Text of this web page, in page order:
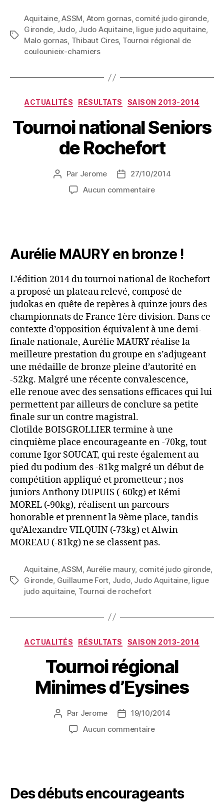
Aquitaine,ASSM, Atom gornas, comité judo gironde,
Gironde, Judo, Judo Aquitaine, ligue judo aquitaine,
Malo gornas, Thibaut Cires, Tournoi régional de
coulounieix-chamiers
ACTUALITÉS RÉSULTATS SAISON 2013-2014
Tournoi national Seniors
de Rochefort
Par Jerome
27/10/2014
Aucun commentaire
Aurélie MAURY en bronze !
L’édition 2014 du tournoi national de Rochefort
a proposé un plateau relevé, composé de
judokas en quête de repères à quinze jours des
championnats de France 1ère division. Dans ce
contexte d’opposition équivalent à une demi-
finale nationale, Aurélie MAURY réalise la
meilleure prestation du groupe en s’adjugeant
une médaille de bronze pleine d’autorité en
-52kg. Malgré une récente convalescence,
elle renoue avec des sensations efficaces qui lui
permettent par ailleurs de conclure sa petite
finale sur un contre magistral.
Clotilde BOISGROLLIER termine à une
cinquième place encourageante en -70kg, tout
comme Igor SOUCAT, qui reste également au
pied du podium des -81kg malgré un début de
compétition appliqué et prometteur ; nos
juniors Anthony DUPUIS (-60kg) et Rémi
MOREL (-90kg), réalisent un parcours
honorable et prennent la 9ème place, tandis
qu’Alexandre VILQUIN (-73kg) et Alwin
MOREAU (-81kg) ne se classent pas.
Aquitaine,ASSM, Aurélie maury, comité judo gironde,
Gironde, Guillaume Fort, Judo, Judo Aquitaine, ligue
judo aquitaine, Tournoi de rochefort
ACTUALITÉS RÉSULTATS SAISON 2013-2014
Tournoi régional
Minimes d’Eysines
Par Jerome
19/10/2014
Aucun commentaire
Des débuts encourageants